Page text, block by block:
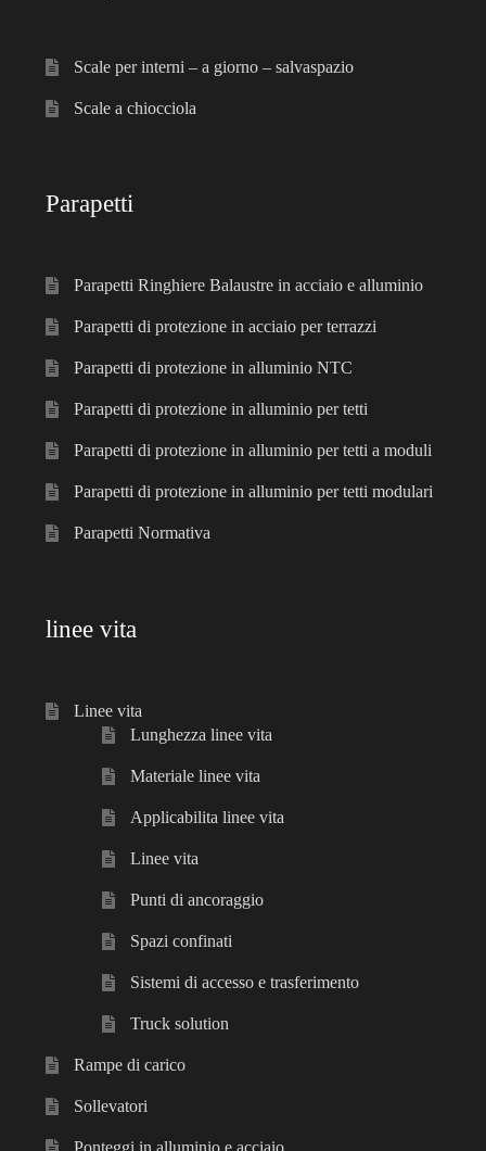
Scale per interni – a giorno – salvaspazio
Scale a chiocciola
Parapetti
Parapetti Ringhiere Balaustre in acciaio e alluminio
Parapetti di protezione in acciaio per terrazzi
Parapetti di protezione in alluminio NTC
Parapetti di protezione in alluminio per tetti
Parapetti di protezione in alluminio per tetti a moduli
Parapetti di protezione in alluminio per tetti modulari
Parapetti Normativa
linee vita
Linee vita
Lunghezza linee vita
Materiale linee vita
Applicabilita linee vita
Linee vita
Punti di ancoraggio
Spazi confinati
Sistemi di accesso e trasferimento
Truck solution
Rampe di carico
Sollevatori
Ponteggi in alluminio e acciaio